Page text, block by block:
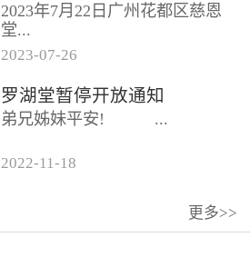
2023年7月22日广州花都区慈恩
堂...
联合诗班在叶海莲牧师的带领
下，先后到访基督教和平堂、深
圳堂。 上午和平堂教...
2023-07-26
罗湖堂暂停开放通知
弟兄姊妹平安! ...
2022-11-18
更多>>